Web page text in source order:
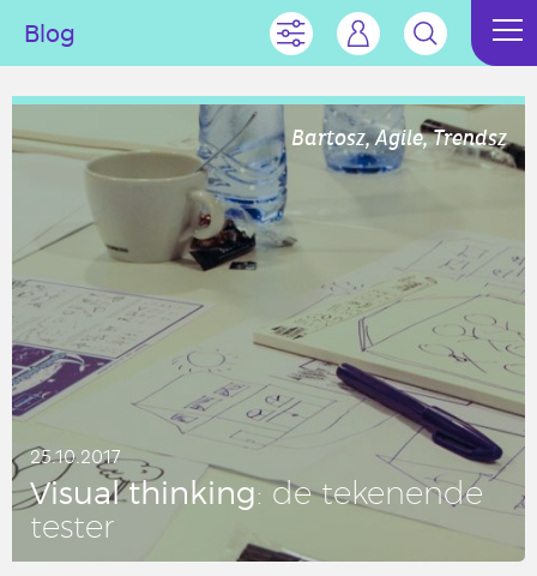
Blog
Bartosz, Agile, Trendsz
25.10.2017
Visual thin­king: de te­ke­nen­de
tester